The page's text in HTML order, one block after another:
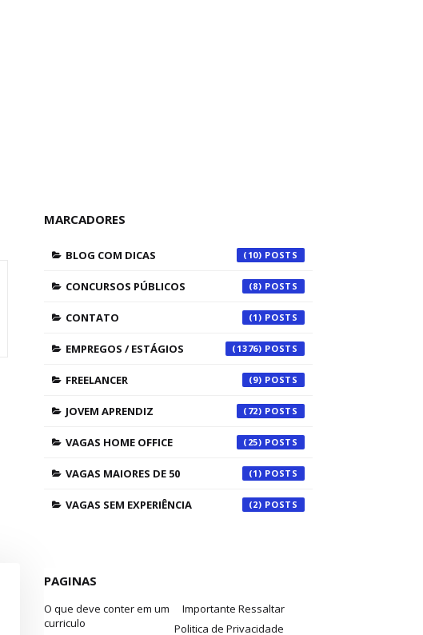
MARCADORES
BLOG COM DICAS (10)
CONCURSOS PÚBLICOS (8)
CONTATO (1)
EMPREGOS / ESTÁGIOS (1376)
FREELANCER (9)
JOVEM APRENDIZ (72)
VAGAS HOME OFFICE (25)
VAGAS MAIORES DE 50 (1)
VAGAS SEM EXPERIÊNCIA (2)
PAGINAS
O que deve conter em um
curriculo
Importante Ressaltar
Politica de Privacidade